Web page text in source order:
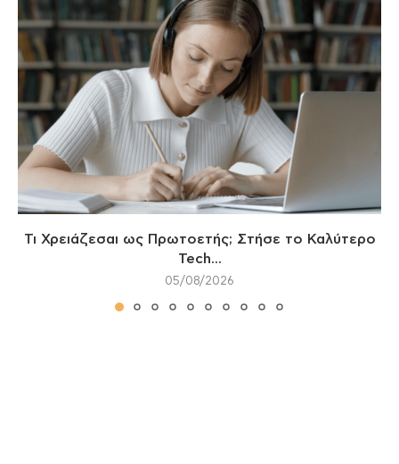
Τι Χρειάζεσαι ως Πρωτοετής; Στήσε το Καλύτερο
Tech...
05/08/2026